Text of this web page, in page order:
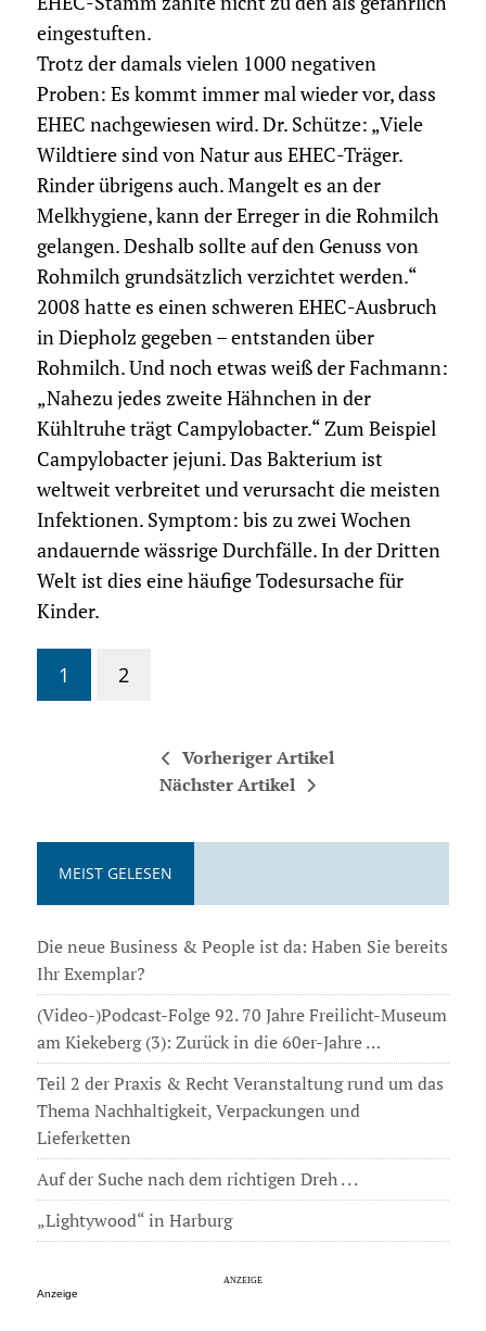
eingestuften.
Trotz der damals vielen 1000 negativen
Proben: Es kommt immer mal wieder vor, dass
EHEC nachgewiesen wird. Dr. Schütze: „Viele
Wildtiere sind von Natur aus EHEC-Träger.
Rinder übrigens auch. Mangelt es an der
Melkhygiene, kann der Erreger in die Rohmilch
gelangen. Deshalb sollte auf den Genuss von
Rohmilch grundsätzlich verzichtet werden.“
2008 hatte es einen schweren EHEC-Ausbruch
in Diepholz gegeben – entstanden über
Rohmilch. Und noch etwas weiß der Fachmann:
„Nahezu jedes zweite Hähnchen in der
Kühltruhe trägt Campylobacter.“ Zum Beispiel
Campylobacter jejuni. Das Bakterium ist
weltweit verbreitet und verursacht die meisten
Infektionen. Symptom: bis zu zwei Wochen
andauernde wässrige Durchfälle. In der Dritten
Welt ist dies eine häufige Todesursache für
Kinder.
1 2
Vorheriger Artikel
Nächster Artikel
MEIST GELESEN
Die neue Business & People ist da: Haben Sie bereits
Ihr Exemplar?
(Video-)Podcast-Folge 92. 70 Jahre Freilicht-Museum
am Kiekeberg (3): Zurück in die 60er-Jahre …
Teil 2 der Praxis & Recht Veranstaltung rund um das
Thema Nachhaltigkeit, Verpackungen und
Lieferketten
Auf der Suche nach dem richtigen Dreh . . .
„Lightywood“ in Harburg
Anzeige